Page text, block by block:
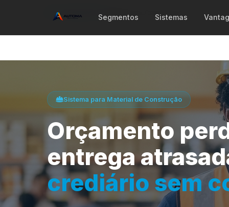
Segmentos Sistemas
Início
Sistema para Material de Construção
Orçamento
entrega
crediário sem